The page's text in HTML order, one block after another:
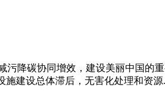
降碳协同增效，建设美丽中国的
施建设总体滞后，无害化处理和资源